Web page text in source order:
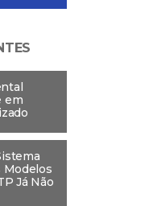
em
Modelos
Já Não